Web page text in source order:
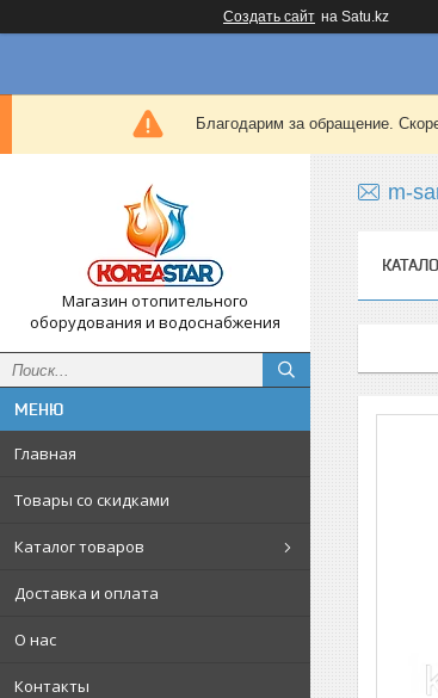
Создать сайт на Satu.kz
Благодарим за обращение.
Магазин отопительного
оборудования и водоснабжения
Главная
Товары со скидками
Каталог товаров
Доставка и оплата
О нас
Контакты
m-